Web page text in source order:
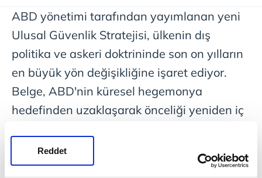
Reddet
ABD yönetimi tarafından yayımlanan yeni
Ulusal Güvenlik Stratejisi, ülkenin dış
politika ve askeri doktrininde son on yılların
en büyük yön değişikliğine işaret ediyor.
Belge, ABD'nin küresel hegemonya
hedefinden uzaklaşarak önceliği yeniden iç
Yarımküre'deki etki alanına vereceğini
açıkça ortaya koyuyor. Strateji, Monroe